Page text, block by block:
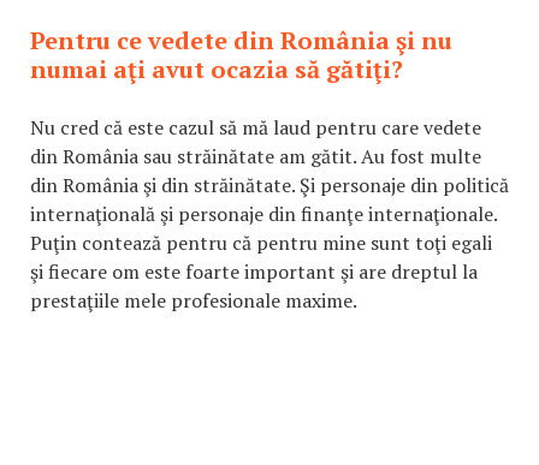
Pentru ce vedete din România şi nu
numai aţi avut ocazia să gătiţi?
Nu cred că este cazul să mă laud pentru care vedete
din România sau străinătate am gătit. Au fost multe
din România şi din străinătate. Şi personaje din politică
internaţională şi personaje din finanţe internaţionale.
Puţin contează pentru că pentru mine sunt toţi egali
şi fiecare om este foarte important şi are dreptul la
prestaţiile mele profesionale maxime.